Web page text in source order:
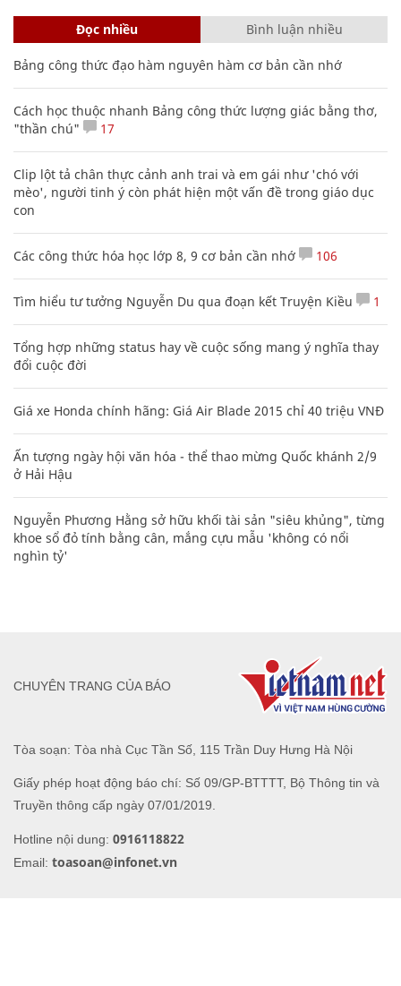
Đọc nhiều Bình luận nhiều
Bảng công thức đạo hàm nguyên hàm cơ bản cần nhớ
Cách học thuộc nhanh Bảng công thức lượng giác bằng thơ,
"thần chú"
17
Clip lột tả chân thực cảnh anh trai và em gái như 'chó với
mèo', người tinh ý còn phát hiện một vấn đề trong giáo dục
con
Các công thức hóa học lớp 8, 9 cơ bản cần nhớ 106
Tìm hiểu tư tưởng Nguyễn Du qua đoạn kết Truyện Kiều 1
Tổng hợp những status hay về cuộc sống mang ý nghĩa thay
đổi cuộc đời
Giá xe Honda chính hãng: Giá Air Blade 2015 chỉ 40 triệu VNĐ
Ấn tượng ngày hội văn hóa - thể thao mừng Quốc khánh 2/9
ở Hải Hậu
Nguyễn Phương Hằng sở hữu khối tài sản "siêu khủng", từng
khoe sổ đỏ tính bằng cân, mắng cựu mẫu 'không có nổi
nghìn tỷ'
Tòa soạn: Tòa nhà Cục Tần Số, 115 Trần Duy Hưng Hà Nội
Giấy phép hoạt động báo chí: Số 09/GP-BTTTT, Bộ Thông tin và
Truyền thông cấp ngày 07/01/2019.
Hotline nội dung: 0916118822
Email: toasoan@infonet.vn
CHUYÊN TRANG CỦA BÁO